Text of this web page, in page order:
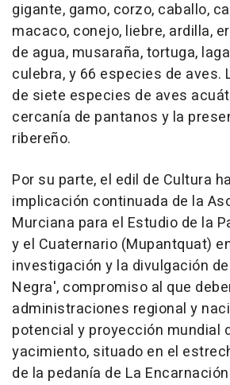
gigante, gamo, corzo, caballo,
macaco, conejo, liebre, ardilla,
de agua, musaraña, tortuga,
culebra, y 66 especies de
de siete especies de aves
cercanía de pantanos y la
ribereño.
Por su parte, el edil de Cultura
implicación continuada de la
Murciana para el Estudio de la
y el Cuaternario (Mupantquat)
investigación y la divulgación
Negra', compromiso al que
administraciones regional y
potencial y proyección mundial
yacimiento, situado en el
de la pedanía de La